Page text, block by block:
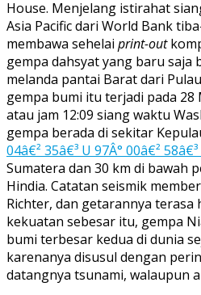
House. Menjelang istirahat
Asia Pacific dari World Bank
membawa sehelai print-out
gempa dahsyat yang baru saja
melanda pantai Barat dari
gempa bumi itu terjadi pada 28
atau jam 12:09 siang waktu
gempa berada di sekitar
04â€² 35â€³ U 97Â° 00â€²
Sumatera dan 30 km di bawah
Hindia. Catatan seismik
Richter, dan getarannya
kekuatan sebesar itu, gempa
bumi terbesar kedua di dunia
karenanya disusul dengan
datangnya tsunami, walaupun